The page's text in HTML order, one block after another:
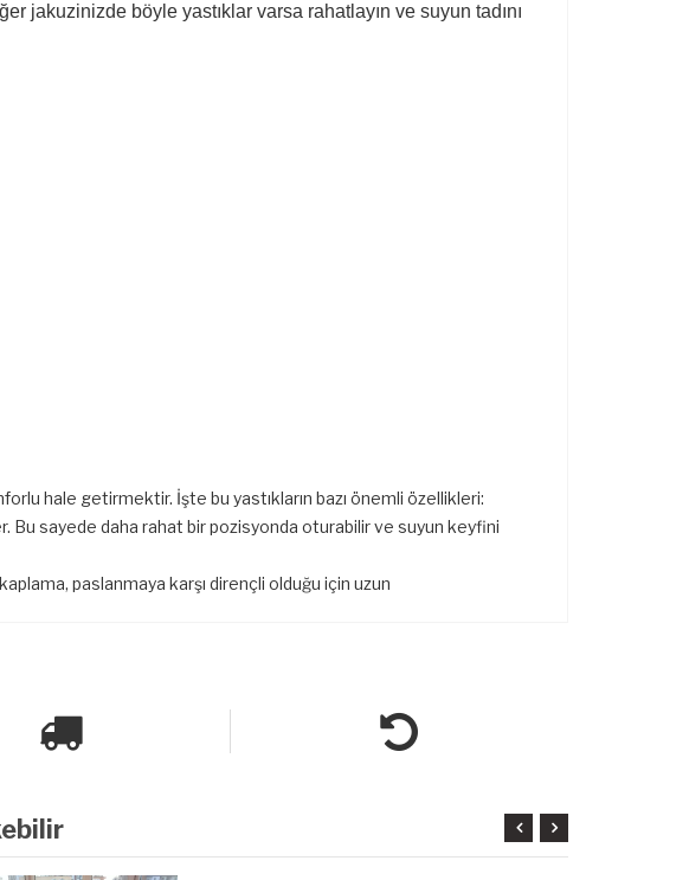
jakuzinizde böyle yastıklar varsa rahatlayın ve suyun tadını
hale getirmektir. İşte bu yastıkların bazı önemli özellikleri:
Bu sayede daha rahat bir pozisyonda oturabilir ve suyun keyfini
paslanmaya karşı dirençli olduğu için uzun